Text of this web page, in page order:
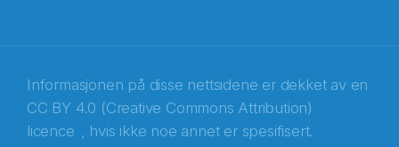
Informasjonen på disse nettsidene er dekket av en
CC BY 4.0 (Creative Commons Attribution)
licence , hvis ikke noe annet er spesifisert.